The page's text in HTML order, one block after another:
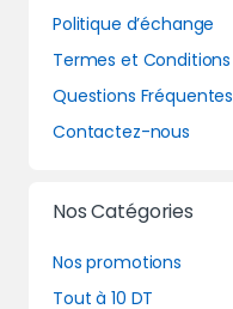
Politique d’échange
Termes et Conditions
Questions Fréquentes
Contactez-nous
Nos Catégories
Nos promotions
Tout à 10 DT